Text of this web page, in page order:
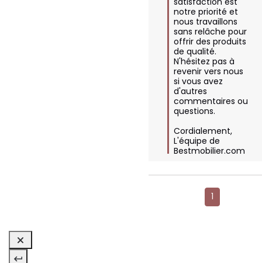
notre priorité et
nous travaillons
sans relâche pour
offrir des produits
de qualité.
N'hésitez pas à
revenir vers nous
si vous avez
d'autres
commentaires ou
questions.
Cordialement,
L'équipe de
Bestmobilier.com
1